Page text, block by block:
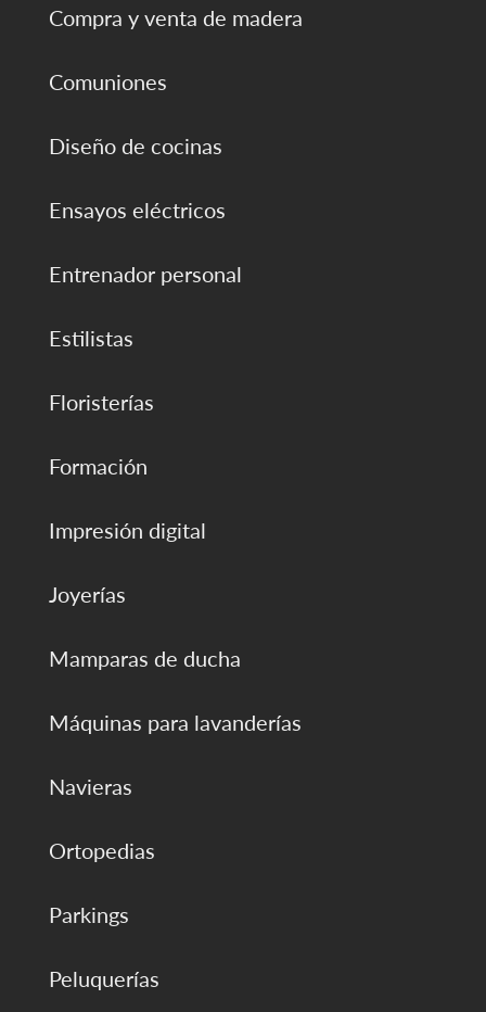
Compra y venta de madera
Comuniones
Diseño de cocinas
Ensayos eléctricos
Entrenador personal
Estilistas
Floristerías
Formación
Impresión digital
Joyerías
Mamparas de ducha
Máquinas para lavanderías
Navieras
Ortopedias
Parkings
Peluquerías